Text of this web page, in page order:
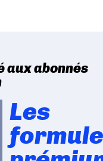
aux abonnés
Les